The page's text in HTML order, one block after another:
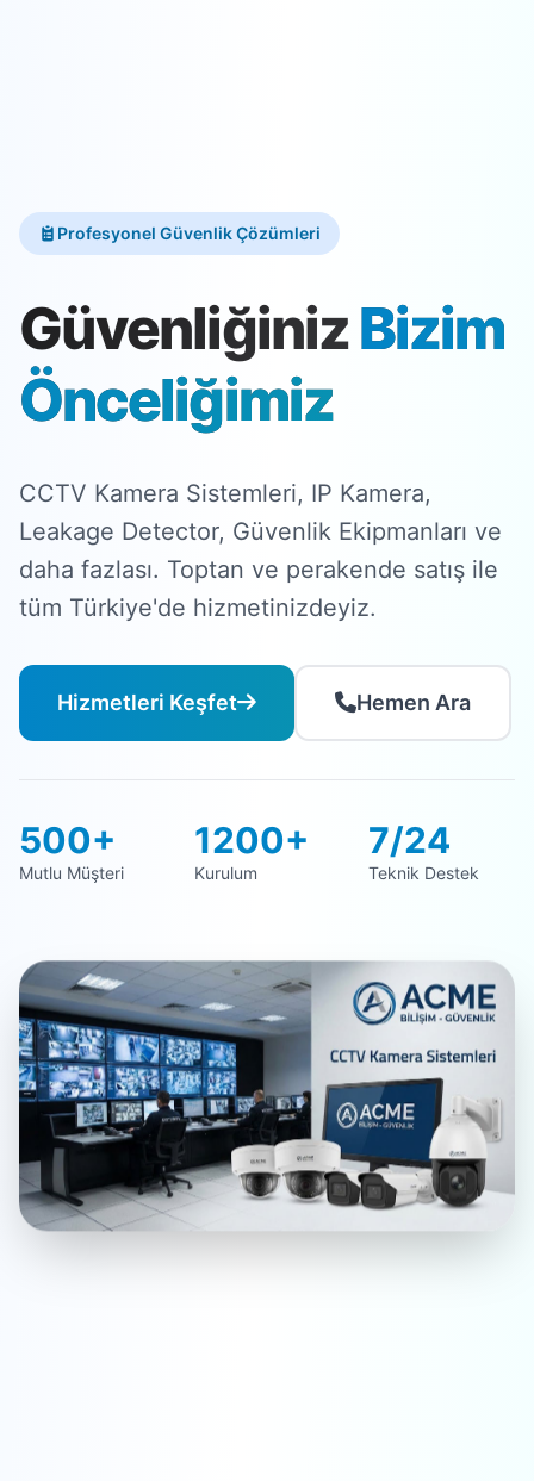
Profesyonel Güvenlik Çözümleri
GüvenliğinizBizim
Önceliğimiz
CCTV Kamera Sistemleri, IP Kamera,
Leakage Detector, Güvenlik Ekipmanları ve
daha fazlası. Toptan ve perakende satış ile
tüm Türkiye'de hizmetinizdeyiz.
Hizmetleri Keşfet Hemen Ara
500+
Mutlu Müşteri
1200+
Kurulum
7/24
Teknik Destek